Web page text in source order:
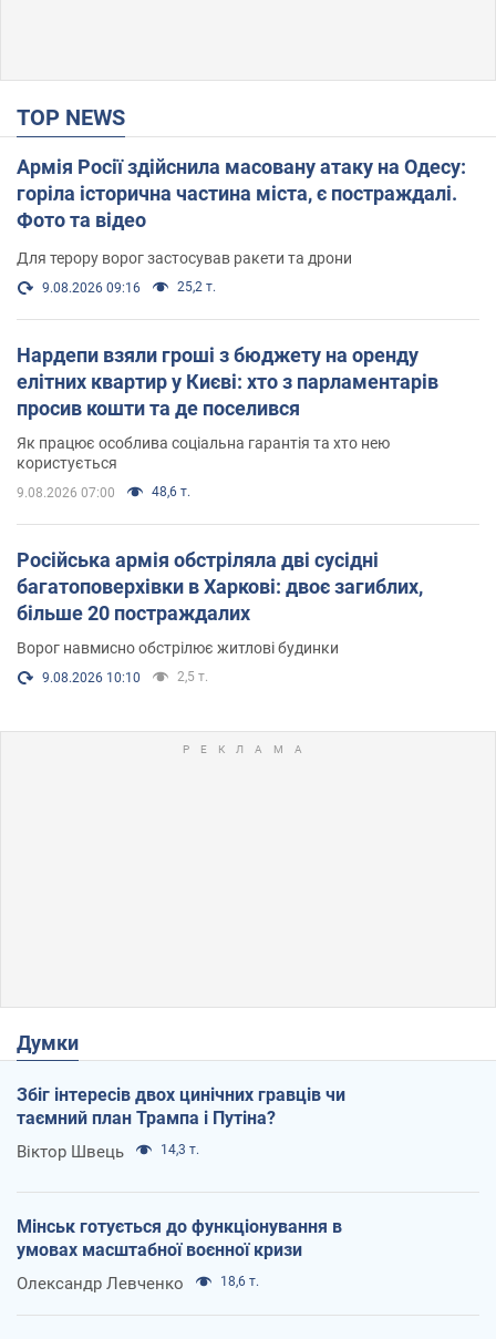
TOP NEWS
Армія Росії здійснила масовану атаку на Одесу:
горіла історична частина міста, є постраждалі.
Фото та відео
Для терору ворог застосував ракети та дрони
9.08.2026 09:16 25,2 т.
Нардепи взяли гроші з бюджету на оренду
елітних квартир у Києві: хто з парламентарів
просив кошти та де поселився
Як працює особлива соціальна гарантія та хто нею
користується
9.08.2026 07:00 48,6 т.
Російська армія обстріляла дві сусідні
багатоповерхівки в Харкові: двоє загиблих,
більше 20 постраждалих
Ворог навмисно обстрілює житлові будинки
9.08.2026 10:10 2,5 т.
Думки
Збіг інтересів двох цинічних гравців чи
таємний план Трампа і Путіна?
Віктор Швець 14,3 т.
Мінськ готується до функціонування в
умовах масштабної воєнної кризи
Олександр Левченко 18,6 т.